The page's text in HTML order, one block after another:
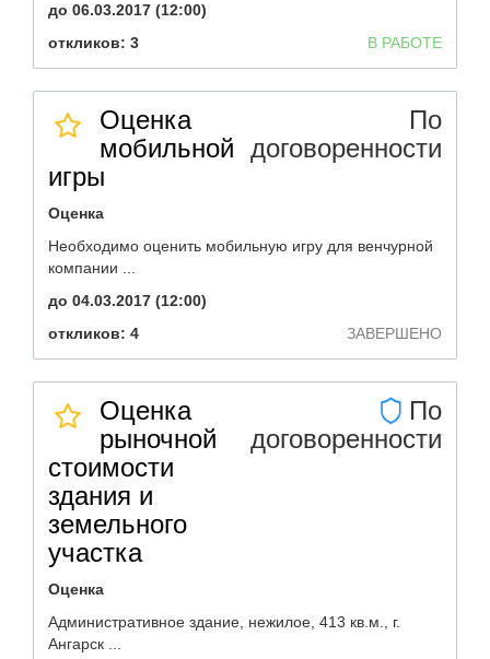
до 06.03.2017 (12:00)
откликов: 3
В РАБОТЕ
Оценка
мобильной
игры
По
договоренности
Оценка
Необходимо оценить мобильную игру для венчурной
компании ...
до 04.03.2017 (12:00)
откликов: 4
ЗАВЕРШЕНО
Оценка
рыночной
стоимости
здания и
земельного
участка
По
договоренности
Оценка
Административное здание, нежилое, 413 кв.м., г.
Ангарск ...